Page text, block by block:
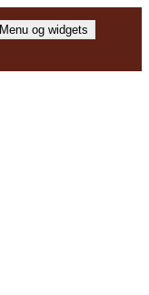
Menu og widgets